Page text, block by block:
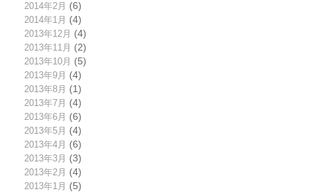
2014年2月 (6)
2014年1月 (4)
2013年12月 (4)
2013年11月 (2)
2013年10月 (5)
2013年9月 (4)
2013年8月 (1)
2013年7月 (4)
2013年6月 (6)
2013年5月 (4)
2013年4月 (6)
2013年3月 (3)
2013年2月 (4)
2013年1月 (5)